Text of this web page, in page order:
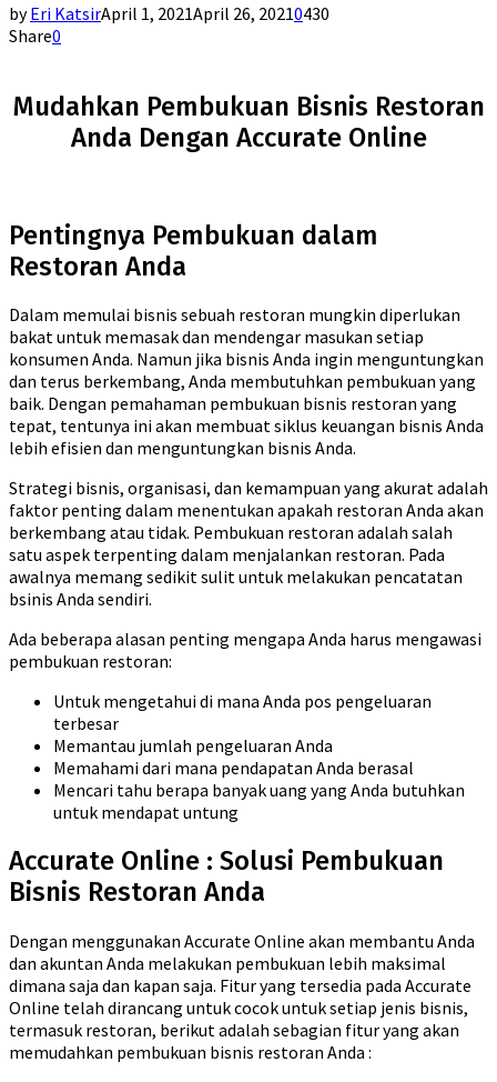
byEri KatsirApril 1, 2021April 26, 20210430
Share0
Mudahkan Pembukuan Bisnis Restoran
Anda Dengan Accurate Online
Pentingnya Pembukuan dalam
Restoran Anda
Dalam memulai bisnis sebuah restoran mungkin diperlukan
bakat untuk memasak dan mendengar masukan setiap
konsumen Anda. Namun jika bisnis Anda ingin menguntungkan
dan terus berkembang, Anda membutuhkan pembukuan yang
baik. Dengan pemahaman pembukuan bisnis restoran yang
tepat, tentunya ini akan membuat siklus keuangan bisnis Anda
lebih efisien dan menguntungkan bisnis Anda.
Strategi bisnis, organisasi, dan kemampuan yang akurat adalah
faktor penting dalam menentukan apakah restoran Anda akan
berkembang atau tidak. Pembukuan restoran adalah salah
satu aspek terpenting dalam menjalankan restoran. Pada
awalnya memang sedikit sulit untuk melakukan pencatatan
bsinis Anda sendiri.
Ada beberapa alasan penting mengapa Anda harus mengawasi
pembukuan restoran:
Untuk mengetahui di mana Anda pos pengeluaran
terbesar
Memantau jumlah pengeluaran Anda
Memahami dari mana pendapatan Anda berasal
Mencari tahu berapa banyak uang yang Anda butuhkan
untuk mendapat untung
Accurate Online : Solusi Pembukuan
Bisnis Restoran Anda
Dengan menggunakan Accurate Online akan membantu Anda
dan akuntan Anda melakukan pembukuan lebih maksimal
dimana saja dan kapan saja. Fitur yang tersedia pada Accurate
Online telah dirancang untuk cocok untuk setiap jenis bisnis,
termasuk restoran, berikut adalah sebagian fitur yang akan
memudahkan pembukuan bisnis restoran Anda :